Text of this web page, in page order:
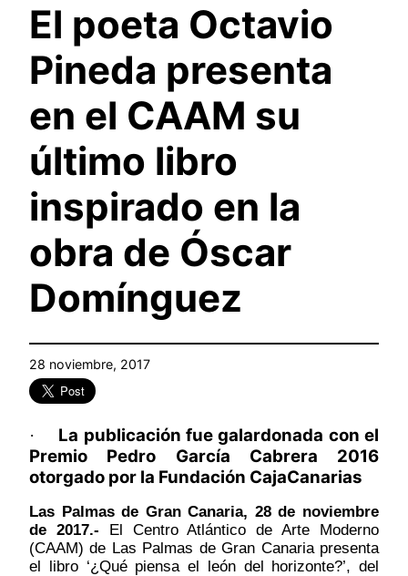
El poeta Octavio
Pineda presenta
en el CAAM su
último libro
inspirado en la
obra de Óscar
Domínguez
28 noviembre, 2017
·
La publicación fue galardonada con el
Premio Pedro García Cabrera 2016
otorgado por la Fundación CajaCanarias
Las Palmas de Gran Canaria, 28 de noviembre
de 2017.- El Centro Atlántico de Arte Moderno
(CAAM) de Las Palmas de Gran Canaria presenta
el libro ‘¿Qué piensa el león del horizonte?’, del